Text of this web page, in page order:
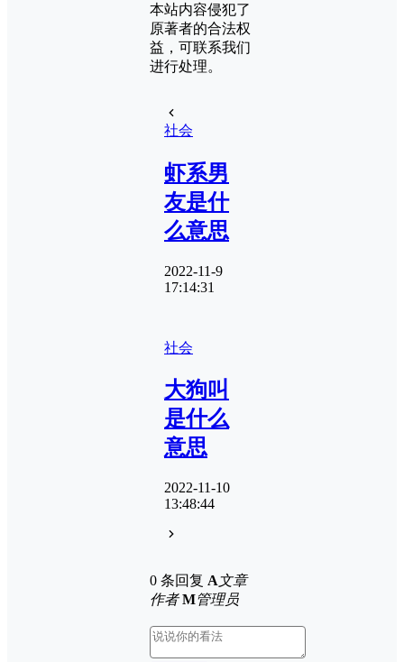
本站内容侵犯了
原著者的合法权
益，可联系我们
进行处理。
社会
虾系男
友是什
么意思
2022-11-9
17:14:31
社会
大狗叫
是什么
意思
2022-11-10
13:48:44
0 条回复 A文章
作者 M管理员